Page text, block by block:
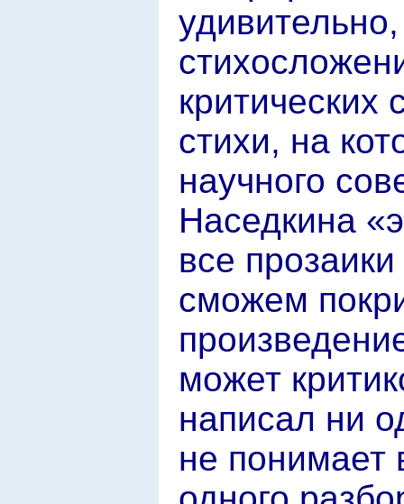
критических
стихи, на
научного
Наседкина
все
сможем
может
написал ни
не понимает